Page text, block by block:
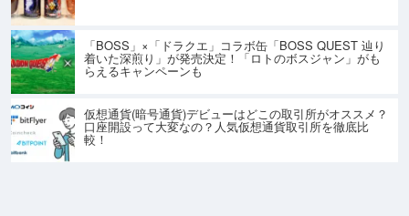
「BOSS」×「ドラクエ」コラボ缶「BOSS QUEST 辿り
着いた深煎り」が発売決定！「ロトのボスジャン」がも
らえるキャンペーンも
仮想通貨(暗号通貨)デビューはどこの取引所がオススメ？
口座開設って大変なの？人気仮想通貨取引所を徹底比
較！